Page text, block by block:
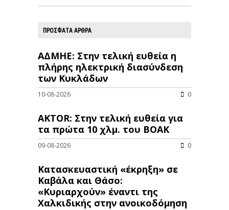
ΠΡΟΣΦΑΤΑ ΑΡΘΡΑ
ΑΔΜΗΕ: Στην τελική ευθεία η
πλήρης ηλεκτρική διασύνδεση
των Κυκλάδων
10-08-2026 0
AKTOR: Στην τελική ευθεία για
τα πρώτα 10 χλμ. του ΒΟΑΚ
09-08-2026 0
Κατασκευαστική «έκρηξη» σε
Καβάλα και Θάσο:
«Κυριαρχούν» έναντι της
Χαλκιδικής στην ανοικοδόμηση